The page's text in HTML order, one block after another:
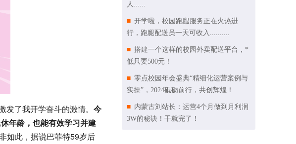
了我开学奋斗的激情。 今
年龄，也能有效学习并建
如此，据说巴菲特59岁后
人......
开学啦，校园跑腿服务正在火热进
行，跑腿配送员一天可收入..........
搭建一个这样的校园外卖配送平台，*
低只要500元！
零点校园年会盛典“精细化运营案例与
实操”，2024砥砺前行，共创辉煌！
内蒙古刘站长：运营4个月做到月利润
3W的秘诀！干就完了！